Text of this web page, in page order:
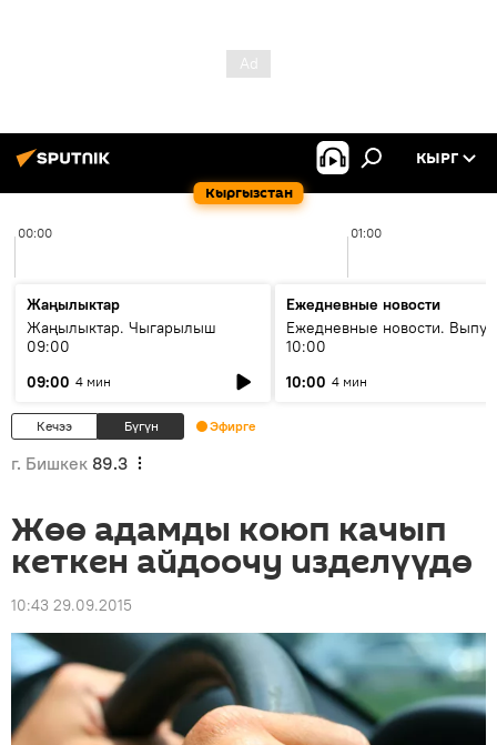
Кыргызстан
КЫРГ
00:00 01:00
Жаңылыктар
Жаңылыктар. Чыгарылыш
09:00
09:00 4 мин
Ежедневные новости
Ежедневные новости.
10:00
10:00 4 мин
Кечээ Бүгүн Эфирге
г. Бишкек 89.3
Жөө адамды коюп качып
кеткен айдоочу изделүүдө
10:43 29.09.2015